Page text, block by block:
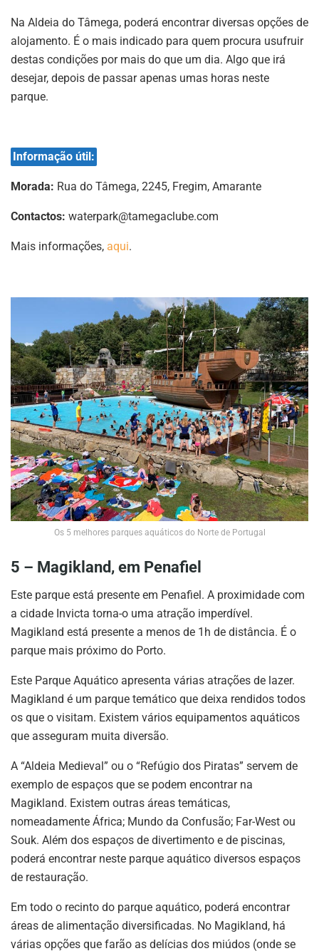
Na Aldeia do Tâmega, poderá encontrar diversas opções de
alojamento. É o mais indicado para quem procura usufruir
destas condições por mais do que um dia. Algo que irá
desejar, depois de passar apenas umas horas neste
parque.
Informação útil:
Morada: Rua do Tâmega, 2245, Fregim, Amarante
Contactos: waterpark@tamegaclube.com
Mais informações, aqui.
Os 5 melhores parques aquáticos do Norte de Portugal
5 – Magikland, em Penafiel
Este parque está presente em Penafiel. A proximidade com
a cidade Invicta torna-o uma atração imperdível.
Magikland está presente a menos de 1h de distância. É o
parque mais próximo do Porto.
Este Parque Aquático apresenta várias atrações de lazer.
Magikland é um parque temático que deixa rendidos todos
os que o visitam. Existem vários equipamentos aquáticos
que asseguram muita diversão.
A “Aldeia Medieval” ou o “Refúgio dos Piratas” servem de
exemplo de espaços que se podem encontrar na
Magikland. Existem outras áreas temáticas,
nomeadamente África; Mundo da Confusão; Far-West ou
Souk. Além dos espaços de divertimento e de piscinas,
poderá encontrar neste parque aquático diversos espaços
de restauração.
Em todo o recinto do parque aquático, poderá encontrar
áreas de alimentação diversificadas. No Magikland, há
várias opções que farão as delícias dos miúdos (onde se